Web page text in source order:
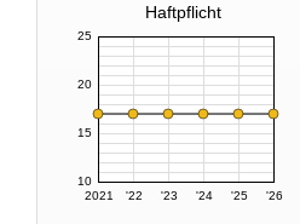
Haftpflicht
2021 '22 '23 '24 '25 '26
10
15
20
25